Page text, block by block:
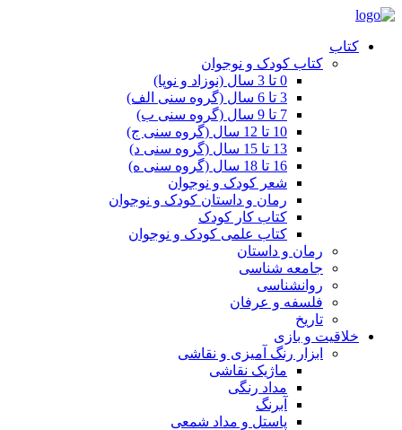
کتاب
کتاب کودک و نوجوان
0 تا 3 سال (نوزاد و نوپا)
3 تا 6 سال (گروه سنی الف)
7 تا 9 سال (گروه سنی ب)
10 تا 12 سال (گروه سنی ج)
13 تا 15 سال (گروه سنی د)
16 تا 18 سال (گروه سنی ه)
شعر کودک و نوجوان
رمان و داستان کودک و نوجوان
کتاب کار کودک
کتاب علمی کودک و نوجوان
رمان و داستان
جامعه شناسی
روانشناسی
فلسفه و عرفان
تاریخ
خلاقیت و بازی
ابزار رنگ آمیزی و نقاشی
ماژیک نقاشی
مداد رنگی
آبرنگ
پاستل و مداد شمعی